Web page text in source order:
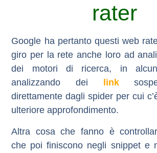
rater
Google ha pertanto questi web
giro per la rete anche loro ad
dei motori di ricerca, in
analizzando dei
link
direttamente dagli spider per cui
ulteriore approfondimento.
Altra cosa che fanno è
che poi finiscono negli snippet e